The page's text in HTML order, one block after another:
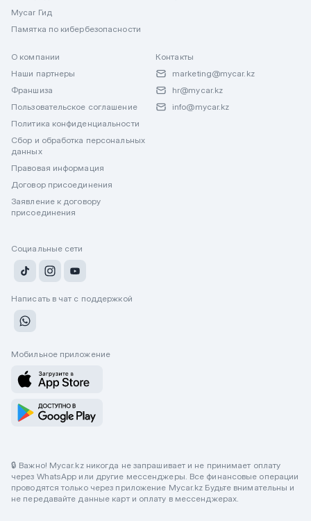
Mycar Гид
Памятка по кибербезопасности
О компании
Наши партнеры
Франшиза
Пользовательское соглашение
Политика конфиденциальности
Сбор и обработка персональных
данных
Правовая информация
Договор присоединения
Заявление к договору
присоединения
Контакты
marketing@mycar.kz
hr@mycar.kz
info@mycar.kz
Социальные сети
Написать в чат с поддержкой
Мобильное приложение
🔒 Важно! Mycar.kz никогда не запрашивает и не принимает оплату
через WhatsApp или другие мессенджеры. Все финансовые операции
проводятся только через приложение Mycar.kz Будьте внимательны и
не передавайте данные карт и оплату в мессенджерах.